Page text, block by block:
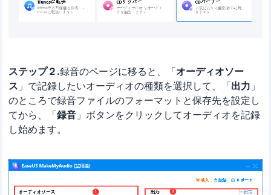
ステップ２.録音のページに移ると、「オーディオソー
ス 」で記録したいオーディオの種類を選択して、「出力 」
のところで録音ファイルのフォーマットと保存先を設定し
てから、「録音 」ボタンをクリックしてオーディオを記録
し始めます。